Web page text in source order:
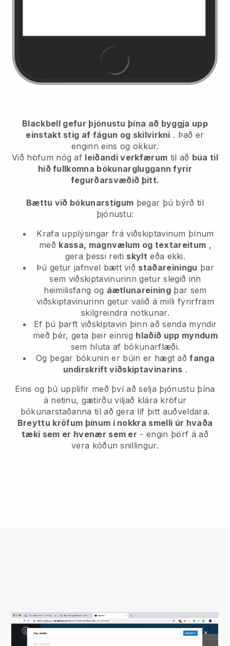
Blackbell gefur þjónustu þína að byggja upp
einstakt stig af fágun og skilvirkni . Það er
enginn eins og okkur.
Við höfum nóg af leiðandi verkfærum til að búa til
hið fullkomna bókunargluggann fyrir
fegurðarsvæðið þitt.
Bættu við bókunarstígum þegar þú býrð til
þjónustu:
Krafa upplýsingar frá viðskiptavinum þínum
með kassa, magnvælum og textareitum ,
gera þessi reiti skylt eða ekki.
Þú getur jafnvel bætt við staðareiningu þar
sem viðskiptavinurinn getur slegið inn
heimilisfang og áætlunareining þar sem
viðskiptavinurinn getur valið á milli fyrirfram
skilgreindra notkunar.
Ef þú þarft viðskiptavin þinn að senda myndir
með þér, geta þeir einnig hlaðið upp myndum
sem hluta af bókunarflæði.
Og þegar bókunin er búin er hægt aðfanga
undirskrift viðskiptavinarins .
Eins og þú upplifir með því að selja þjónustu þína
á netinu, gætirðu viljað klára kröfur
bókunarstaðanna til að gera líf þitt auðveldara.
Breyttu kröfum þínum í nokkra smelli úr hvaða
tæki sem er hvenær sem er - engin þörf á að
vera kóðun snillingur.